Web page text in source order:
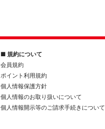
■ 規約について
会員規約
ポイント利用規約
個人情報保護方針
個人情報のお取り扱いについて
個人情報開示等のご請求手続きについて